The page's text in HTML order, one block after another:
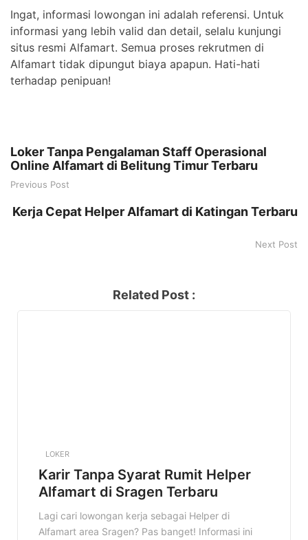
Ingat, informasi lowongan ini adalah referensi. Untuk
informasi yang lebih valid dan detail, selalu kunjungi
situs resmi Alfamart. Semua proses rekrutmen di
Alfamart tidak dipungut biaya apapun. Hati-hati
terhadap penipuan!
Loker Tanpa Pengalaman Staff Operasional
Online Alfamart di Belitung Timur Terbaru
Previous Post
Kerja Cepat Helper Alfamart di Katingan Terbaru
Next Post
Related Post :
LOKER
Karir Tanpa Syarat Rumit Helper
Alfamart di Sragen Terbaru
Lagi cari lowongan kerja sebagai Helper di
Alfamart area Sragen? Pas banget! Informasi ini